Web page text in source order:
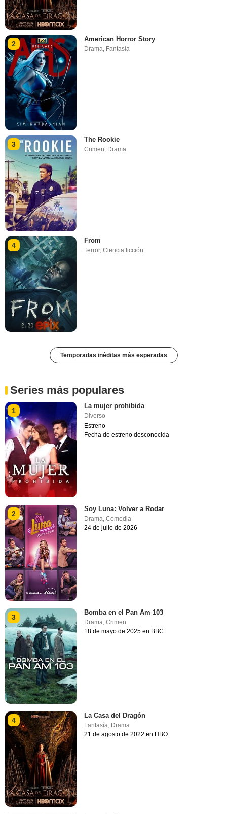
2
American Horror Story
Drama, Fantasía
3
The Rookie
Crimen, Drama
4
From
Terror,Ciencia ficción
Temporadas inéditas más esperadas
Series más populares
1
La mujer prohibida
Diverso
Estreno
Fecha de estreno desconocida
2
Soy Luna: Volver a Rodar
Drama,Comedia
24 de julio de 2026
3
Bomba en el Pan Am 103
Drama ,Crimen
18 de mayo de 2025 en BBC
4
La Casa del Dragón
Fantasía, Drama
21 de agosto de 2022 en HBO